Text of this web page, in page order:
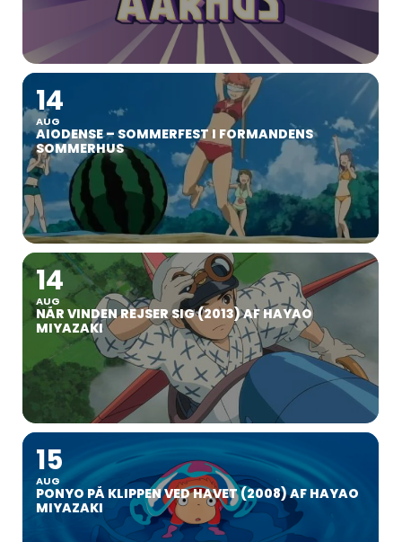
14
AUG
AIODENSE – SOMMERFEST I FORMANDENS
SOMMERHUS
14
AUG
NÅR VINDEN REJSER SIG (2013) AF HAYAO
MIYAZAKI
15
AUG
PONYO PÅ KLIPPEN VED HAVET (2008) AF HAYAO
MIYAZAKI